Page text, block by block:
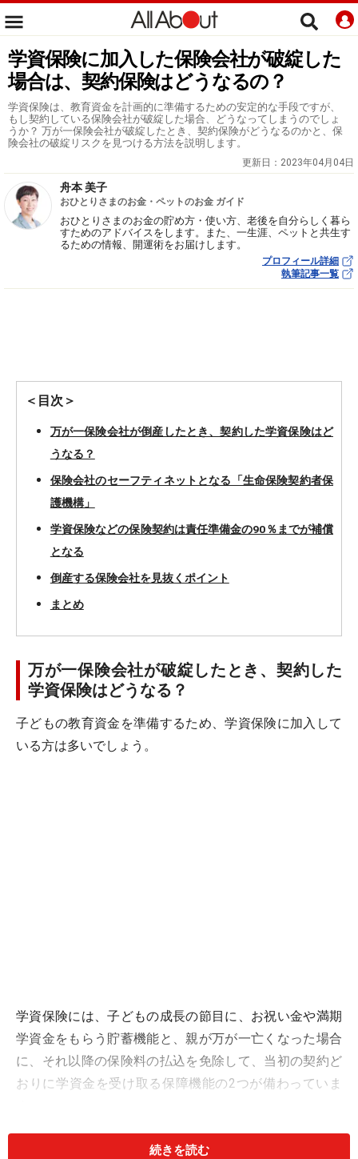
学資保険に加入した保険会社が破綻した
場合は、契約保険はどうなるの？
学資保険は、教育資金を計画的に準備するための安定的な手段ですが、
もし契約している保険会社が破綻した場合、どうなってしまうのでしょ
うか？ 万が一保険会社が破綻したとき、契約保険がどうなるのかと、保
険会社の破綻リスクを見つける方法を説明します。
更新日： 2023年04月04日
舟本 美子
おひとりさまのお金・ペットのお金 ガイド
おひとりさまのお金の貯め方・使い方、老後を自分らしく暮ら
すためのアドバイスをします。また、一生涯、ペットと共生す
るための情報、開運術をお届けします。
プロフィール詳細
執筆記事一覧
＜目次＞
万が一保険会社が倒産したとき、契約した学資保険はど
うなる？
保険会社のセーフティネットとなる「生命保険契約者保
護機構」
学資保険などの保険契約は責任準備金の90％までが補償
となる
倒産する保険会社を見抜くポイント
まとめ
万が一保険会社が破綻したとき、契約した
学資保険はどうなる？
子どもの教育資金を準備するため、学資保険に加入して
いる方は多いでしょう。
学資保険には、子どもの成長の節目に、お祝い金や満期
学資金をもらう貯蓄機能と、親が万が一亡くなった場合
に、それ以降の保険料の払込を免除して、当初の契約ど
おりに学資金を受け取る保障機能の2つが備わっていま
学資保険は、教育資金を計画的に準備するための安定的
続きを読む